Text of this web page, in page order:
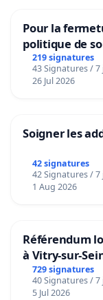
Pour la
politique de
219 signatures
43 Signatures / 7
26 Jul 2026
Soigner les
42 signatures
42 Signatures / 7
1 Aug 2026
Référendum
à Vitry-sur-
729 signatures
40 Signatures / 7
5 Jul 2026